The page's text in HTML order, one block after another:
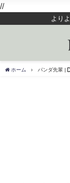
//
より
ホーム パンダ先輩 |